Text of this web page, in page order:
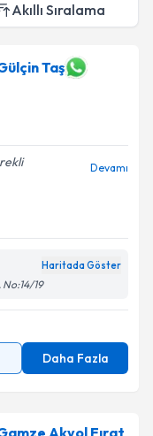
Akıllı Sıralama
Taş
Devamı
Haritada Göster
19
Daha Fazla
Akyol Fırat